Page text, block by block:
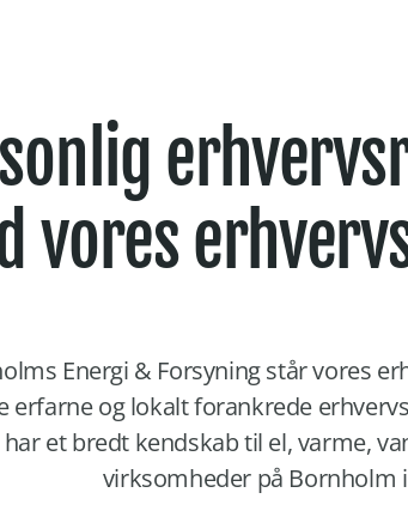
vores
Energi & Forsyning står vores
erfarne og lokalt forankrede
har et bredt kendskab til el, varme,
virksomheder på Bornholm